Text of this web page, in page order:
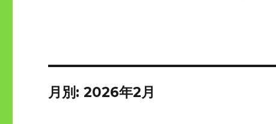
月別: 2026年2月